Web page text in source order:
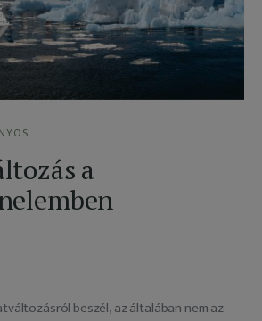
a
beszél, az általában nem az